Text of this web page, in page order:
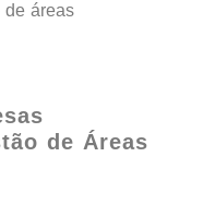
de áreas
de Áreas